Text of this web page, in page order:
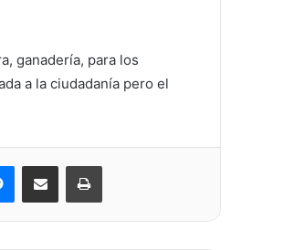
ganadería, para los
a la ciudadanía pero el
Messenger
Share via Email Print